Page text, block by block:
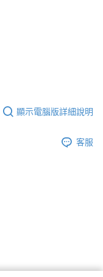
顯示電腦版詳細說明
客服